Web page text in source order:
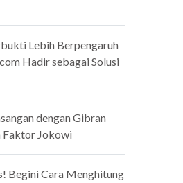
Lebih Berpengaruh
Hadir sebagai Solusi
dengan Gibran
Faktor Jokowi
Begini Cara Menghitung